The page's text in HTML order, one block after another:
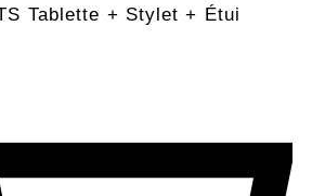
Tablette + Stylet + Étui